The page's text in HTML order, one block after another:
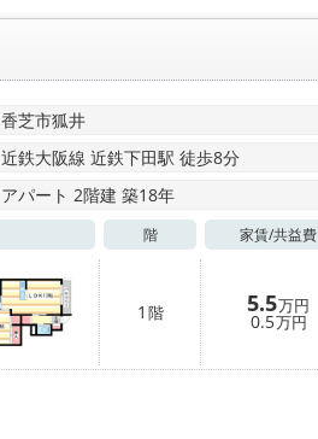
香芝市狐井
近鉄大阪線 近鉄下田駅 徒歩8分
アパート 2階建 築18年
階 家賃/共益費
1 階 5.5万円
0.5万円